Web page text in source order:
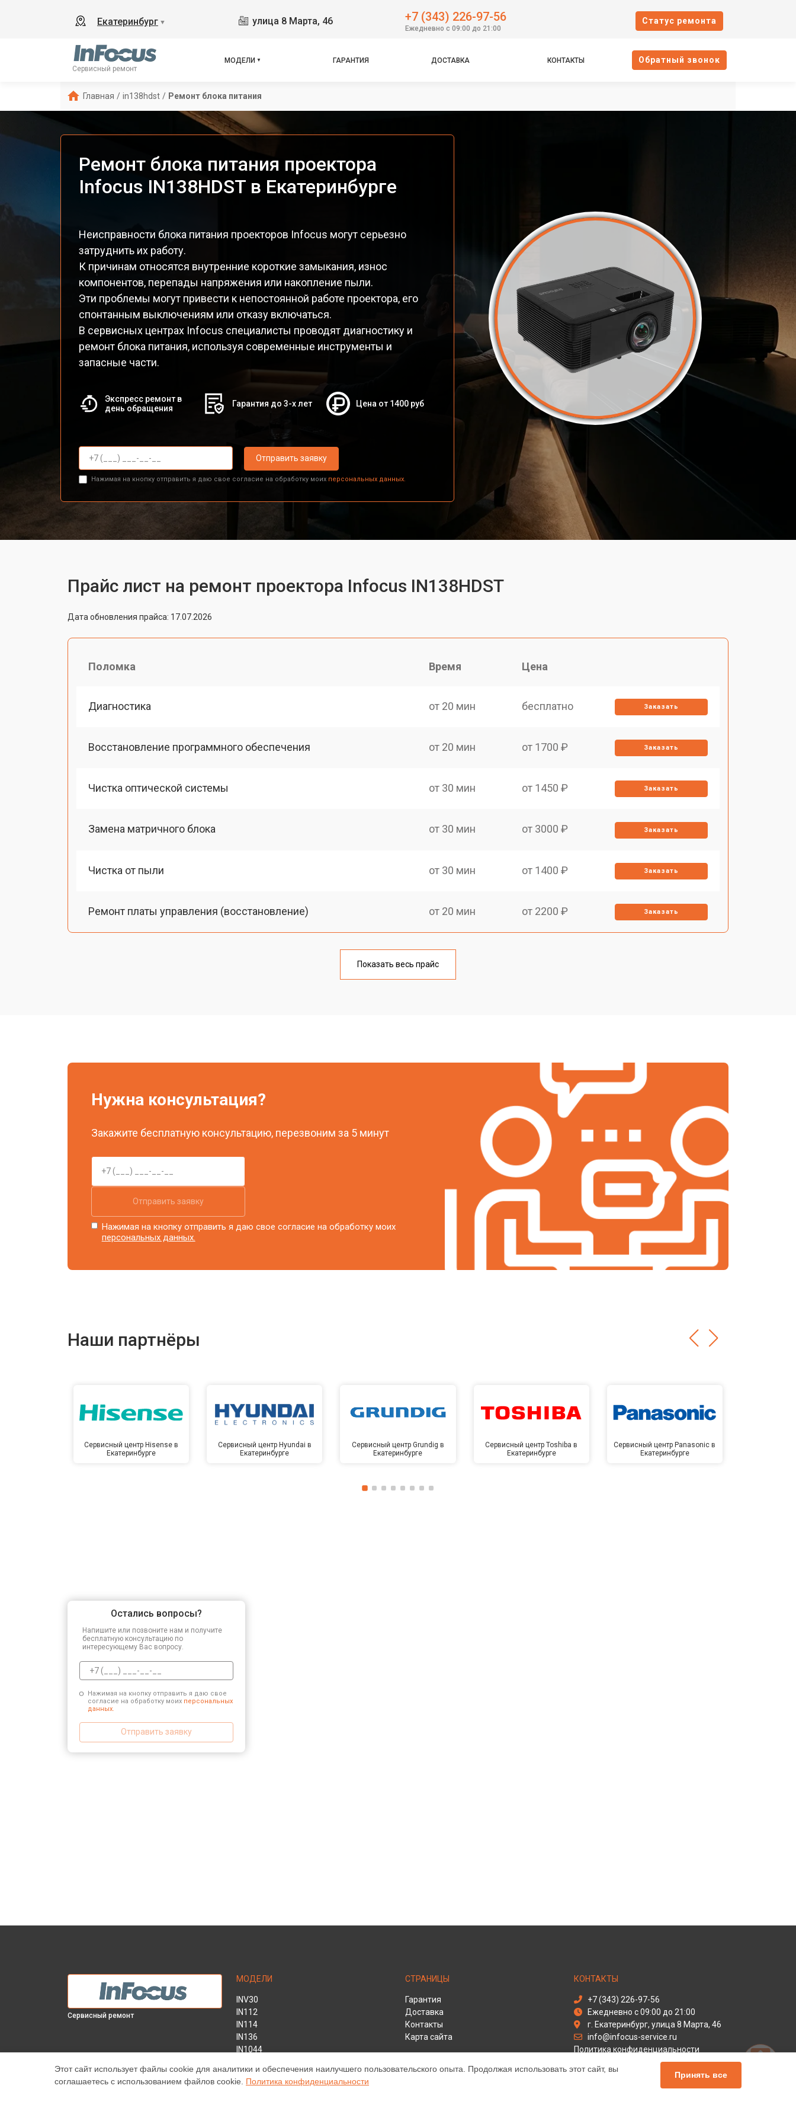
Екатеринбург ▼ улица 8 Марта, 46 +7 (343) 226-97-56
Ежедневно с 09:00 до 21:00
Cтатус ремонта
Сервисный ремонт
МОДЕЛИ ГАРАНТИЯ ДОСТАВКА КОНТАКТЫ Oбратный звонок
Главная / in138hdst / Ремонт блока питания
Ремонт блока питания проектора
Infocus IN138HDST в Екатеринбурге
Неисправности блока питания проекторов Infocus могут серьезно
затруднить их работу.
К причинам относятся внутренние короткие замыкания, износ
компонентов, перепады напряжения или накопление пыли.
Эти проблемы могут привести к непостоянной работе проектора, его
спонтанным выключениям или отказу включаться.
В сервисных центрах Infocus специалисты проводят диагностику и
ремонт блока питания, используя современные инструменты и
запасные части.
Экспресс ремонт в
день обращения
Гарантия до 3-х лет Цена от 1400 руб
Отправить заявку
Нажимая на кнопку отправить я даю свое согласие на обработку моих персональных данных.
Прайс лист на ремонт проектора Infocus IN138HDST
Дата обновления прайса: 17.07.2026
Поломка Время Цена
Диагностика от 20 мин бесплатно Заказать
Восстановление программного обеспечения от 20 мин от 1700 ₽ Заказать
Чистка оптической системы от 30 мин от 1450 ₽ Заказать
Замена матричного блока от 30 мин от 3000 ₽ Заказать
Чистка от пыли от 30 мин от 1400 ₽ Заказать
Ремонт платы управления (восстановление) от 20 мин от 2200 ₽ Заказать
от 30 мин
от 2000 ₽
от 2000 ₽ Заказать
Замена блока розжига от 1900 ₽ Заказать
Показать весь прайс
Нужна консультация?
Закажите бесплатную консультацию, перезвоним за 5 минут
Отправить заявку
Нажимая на кнопку отправить я даю свое согласие на обработку моих
персональных данных.
Наши партнёры
Сервисный центр Hisense в
Екатеринбурге
Сервисный центр Hyundai в
Екатеринбурге
Сервисный центр Grundig в
Екатеринбурге
Сервисный центр Toshiba в
Екатеринбурге
Сервисный центр Panasonic в
Екатеринбурге
Остались вопросы?
Напишите или позвоните нам и получите
бесплатную консультацию по
интересующему Вас вопросу.
Нажимая на кнопку отправить я даю свое
согласие на обработку моих персональных
данных.
Отправить заявку
Сервисный ремонт
МОДЕЛИ
INV30
IN112
IN114
IN136
IN1044
IN2138HD
INL146
СТРАНИЦЫ
Гарантия
Доставка
Контакты
Карта сайта
КОНТАКТЫ
+7 (343) 226-97-56
Ежедневно с 09:00 до 21:00
г. Екатеринбург, улица 8 Марта, 46
info@infocus-service.ru
Политика конфиденциальности
Способы оплаты
Этот сайт использует файлы cookie для аналитики и обеспечения наилучшего пользовательского опыта. Продолжая использовать этот сайт, вы
соглашаетесь с использованием файлов cookie. Политика конфиденциальности
Принять все